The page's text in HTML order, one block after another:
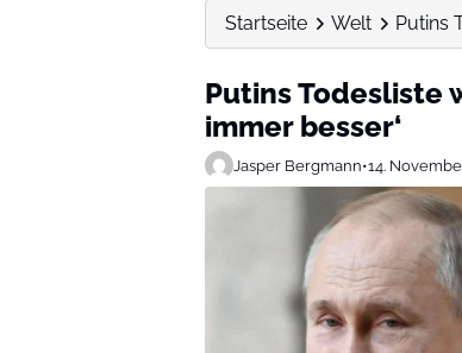
Startseite Welt Putins
Putins Todesliste
immer besser‘
Jasper Bergmann•14.